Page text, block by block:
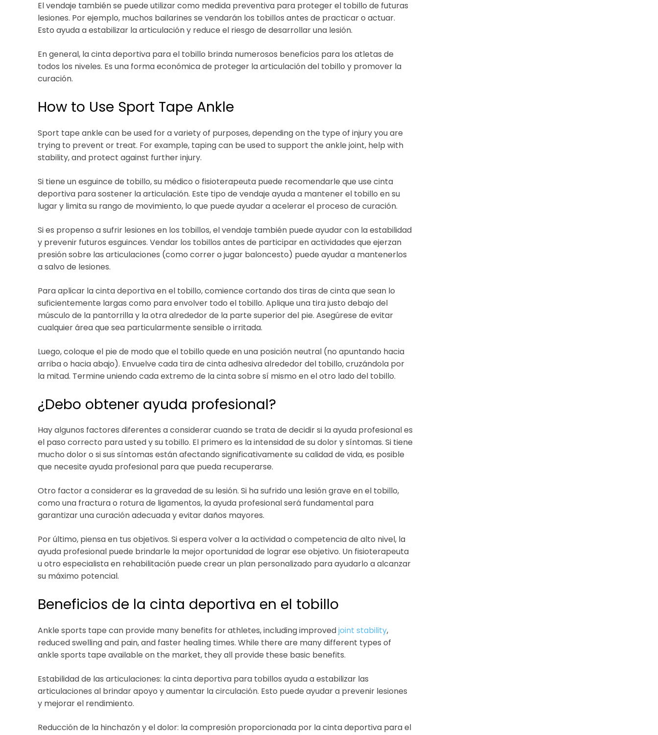
El vendaje también se puede utilizar como medida preventiva para proteger el tobillo de futuras
lesiones. Por ejemplo, muchos bailarines se vendarán los tobillos antes de practicar o actuar.
Esto ayuda a estabilizar la articulación y reduce el riesgo de desarrollar una lesión.
En general, la cinta deportiva para el tobillo brinda numerosos beneficios para los atletas de
todos los niveles. Es una forma económica de proteger la articulación del tobillo y promover la
curación.
How to Use Sport Tape Ankle
Sport tape ankle can be used for a variety of purposes, depending on the type of injury you are
trying to prevent or treat. For example, taping can be used to support the ankle joint, help with
stability, and protect against further injury.
Si tiene un esguince de tobillo, su médico o fisioterapeuta puede recomendarle que use cinta
deportiva para sostener la articulación. Este tipo de vendaje ayuda a mantener el tobillo en su
lugar y limita su rango de movimiento, lo que puede ayudar a acelerar el proceso de curación.
Si es propenso a sufrir lesiones en los tobillos, el vendaje también puede ayudar con la estabilidad
y prevenir futuros esguinces. Vendar los tobillos antes de participar en actividades que ejerzan
presión sobre las articulaciones (como correr o jugar baloncesto) puede ayudar a mantenerlos
a salvo de lesiones.
Para aplicar la cinta deportiva en el tobillo, comience cortando dos tiras de cinta que sean lo
suficientemente largas como para envolver todo el tobillo. Aplique una tira justo debajo del
músculo de la pantorrilla y la otra alrededor de la parte superior del pie. Asegúrese de evitar
cualquier área que sea particularmente sensible o irritada.
Luego, coloque el pie de modo que el tobillo quede en una posición neutral (no apuntando hacia
arriba o hacia abajo). Envuelve cada tira de cinta adhesiva alrededor del tobillo, cruzándola por
la mitad. Termine uniendo cada extremo de la cinta sobre sí mismo en el otro lado del tobillo.
¿Debo obtener ayuda profesional?
Hay algunos factores diferentes a considerar cuando se trata de decidir si la ayuda profesional es
el paso correcto para usted y su tobillo. El primero es la intensidad de su dolor y síntomas. Si tiene
mucho dolor o si sus síntomas están afectando significativamente su calidad de vida, es posible
que necesite ayuda profesional para que pueda recuperarse.
Otro factor a considerar es la gravedad de su lesión. Si ha sufrido una lesión grave en el tobillo,
como una fractura o rotura de ligamentos, la ayuda profesional será fundamental para
garantizar una curación adecuada y evitar daños mayores.
Por último, piensa en tus objetivos. Si espera volver a la actividad o competencia de alto nivel, la
ayuda profesional puede brindarle la mejor oportunidad de lograr ese objetivo. Un fisioterapeuta
u otro especialista en rehabilitación puede crear un plan personalizado para ayudarlo a alcanzar
su máximo potencial.
Beneficios de la cinta deportiva en el tobillo
Ankle sports tape can provide many benefits for athletes, including improvedjoint stability,
reduced swelling and pain, and faster healing times. While there are many different types of
ankle sports tape available on the market, they all provide these basic benefits.
Estabilidad de las articulaciones: la cinta deportiva para tobillos ayuda a estabilizar las
articulaciones al brindar apoyo y aumentar la circulación. Esto puede ayudar a prevenir lesiones
y mejorar el rendimiento.
Reducción de la hinchazón y el dolor: la compresión proporcionada por la cinta deportiva para el